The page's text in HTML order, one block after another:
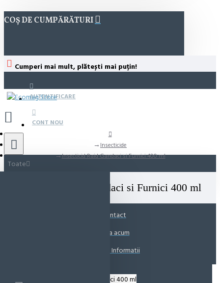
COȘ DE CUMPĂRĂTURI
Cumperi mai mult, plătești mai puțin!
AUTENTIFICARE
CONT NOU
Toate
Insecticide
Insecticid Raid Gandaci si Furnici 400 ml
Insecticid Raid Gandaci si Furnici 400 ml
Contact
Suna acum
Solicita Informatii